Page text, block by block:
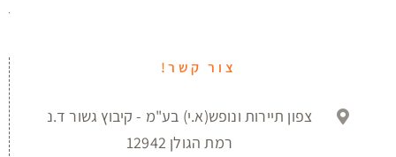
צור קשר!
צפון תיירות ונופש(א.י) בע"מ - קיבוץ גשור ד.נ
רמת הגולן 12942